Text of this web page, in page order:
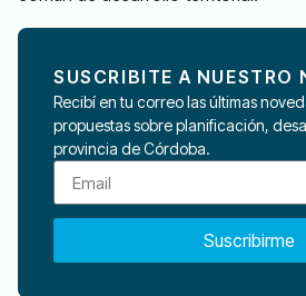
SUSCRIBITE A NUESTRO
Recibí en tu correo las últimas
propuestas sobre planificación,
provincia de Córdoba.
Suscribirme